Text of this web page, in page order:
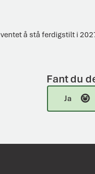
å stå ferdigstilt i
Fant du
Ja